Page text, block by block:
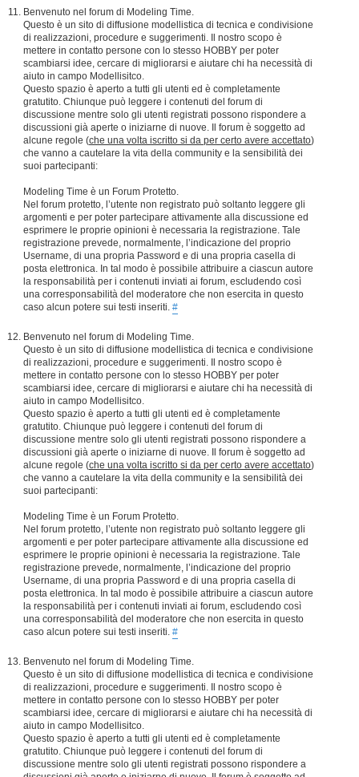
Benvenuto nel forum di Modeling Time.
Questo è un sito di diffusione modellistica di tecnica e condivisione
di realizzazioni, procedure e suggerimenti. Il nostro scopo è
mettere in contatto persone con lo stesso HOBBY per poter
scambiarsi idee, cercare di migliorarsi e aiutare chi ha necessità di
aiuto in campo Modellisitco.
Questo spazio è aperto a tutti gli utenti ed è completamente
gratutito. Chiunque può leggere i contenuti del forum di
discussione mentre solo gli utenti registrati possono rispondere a
discussioni già aperte o iniziarne di nuove. Il forum è soggetto ad
alcune regole (che una volta iscritto si da per certo avere accettato)
che vanno a cautelare la vita della community e la sensibilità dei
suoi partecipanti:
Modeling Time è un Forum Protetto.
Nel forum protetto, l’utente non registrato può soltanto leggere gli
argomenti e per poter partecipare attivamente alla discussione ed
esprimere le proprie opinioni è necessaria la registrazione. Tale
registrazione prevede, normalmente, l’indicazione del proprio
Username, di una propria Password e di una propria casella di
posta elettronica. In tal modo è possibile attribuire a ciascun autore
la responsabilità per i contenuti inviati ai forum, escludendo così
una corresponsabilità del moderatore che non esercita in questo
caso alcun potere sui testi inseriti. #
Benvenuto nel forum di Modeling Time.
Questo è un sito di diffusione modellistica di tecnica e condivisione
di realizzazioni, procedure e suggerimenti. Il nostro scopo è
mettere in contatto persone con lo stesso HOBBY per poter
scambiarsi idee, cercare di migliorarsi e aiutare chi ha necessità di
aiuto in campo Modellisitco.
Questo spazio è aperto a tutti gli utenti ed è completamente
gratutito. Chiunque può leggere i contenuti del forum di
discussione mentre solo gli utenti registrati possono rispondere a
discussioni già aperte o iniziarne di nuove. Il forum è soggetto ad
alcune regole (che una volta iscritto si da per certo avere accettato)
che vanno a cautelare la vita della community e la sensibilità dei
suoi partecipanti:
Modeling Time è un Forum Protetto.
Nel forum protetto, l’utente non registrato può soltanto leggere gli
argomenti e per poter partecipare attivamente alla discussione ed
esprimere le proprie opinioni è necessaria la registrazione. Tale
registrazione prevede, normalmente, l’indicazione del proprio
Username, di una propria Password e di una propria casella di
posta elettronica. In tal modo è possibile attribuire a ciascun autore
la responsabilità per i contenuti inviati ai forum, escludendo così
una corresponsabilità del moderatore che non esercita in questo
caso alcun potere sui testi inseriti. #
Benvenuto nel forum di Modeling Time.
Questo è un sito di diffusione modellistica di tecnica e condivisione
di realizzazioni, procedure e suggerimenti. Il nostro scopo è
mettere in contatto persone con lo stesso HOBBY per poter
scambiarsi idee, cercare di migliorarsi e aiutare chi ha necessità di
aiuto in campo Modellisitco.
Questo spazio è aperto a tutti gli utenti ed è completamente
gratutito. Chiunque può leggere i contenuti del forum di
discussione mentre solo gli utenti registrati possono rispondere a